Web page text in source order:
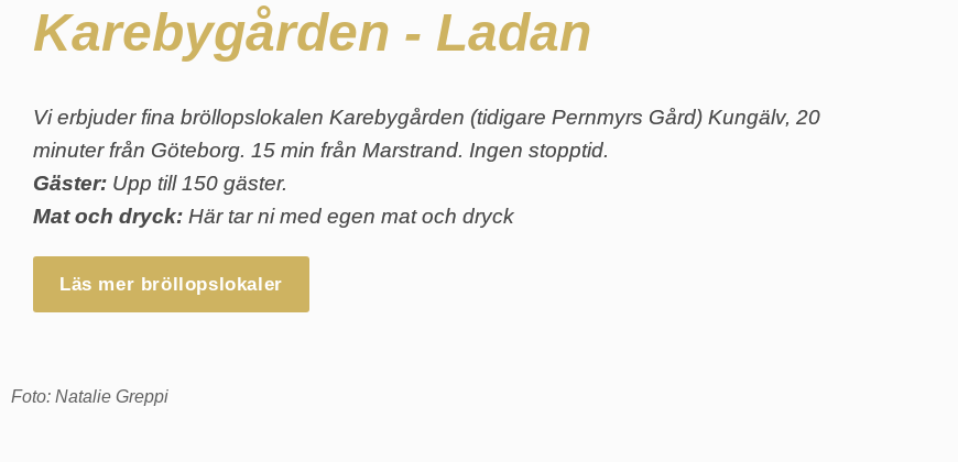
Karebygården - Ladan
Vi erbjuder fina bröllopslokalen Karebygården (tidigare Pernmyrs Gård) Kungälv, 20
minuter från Göteborg. 15 min från Marstrand. Ingen stopptid.
Gäster: Upp till 150 gäster.
Mat och dryck: Här tar ni med egen mat och dryck
Läs mer bröllopslokaler
Foto: Natalie Greppi